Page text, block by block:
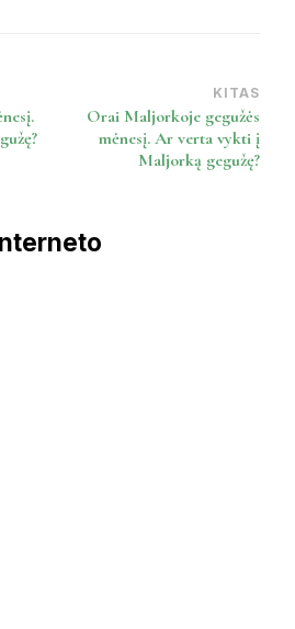
KITAS
Orai Maljorkoje gegužės
mėnesį. Ar verta vykti į
Maljorką gegužę?